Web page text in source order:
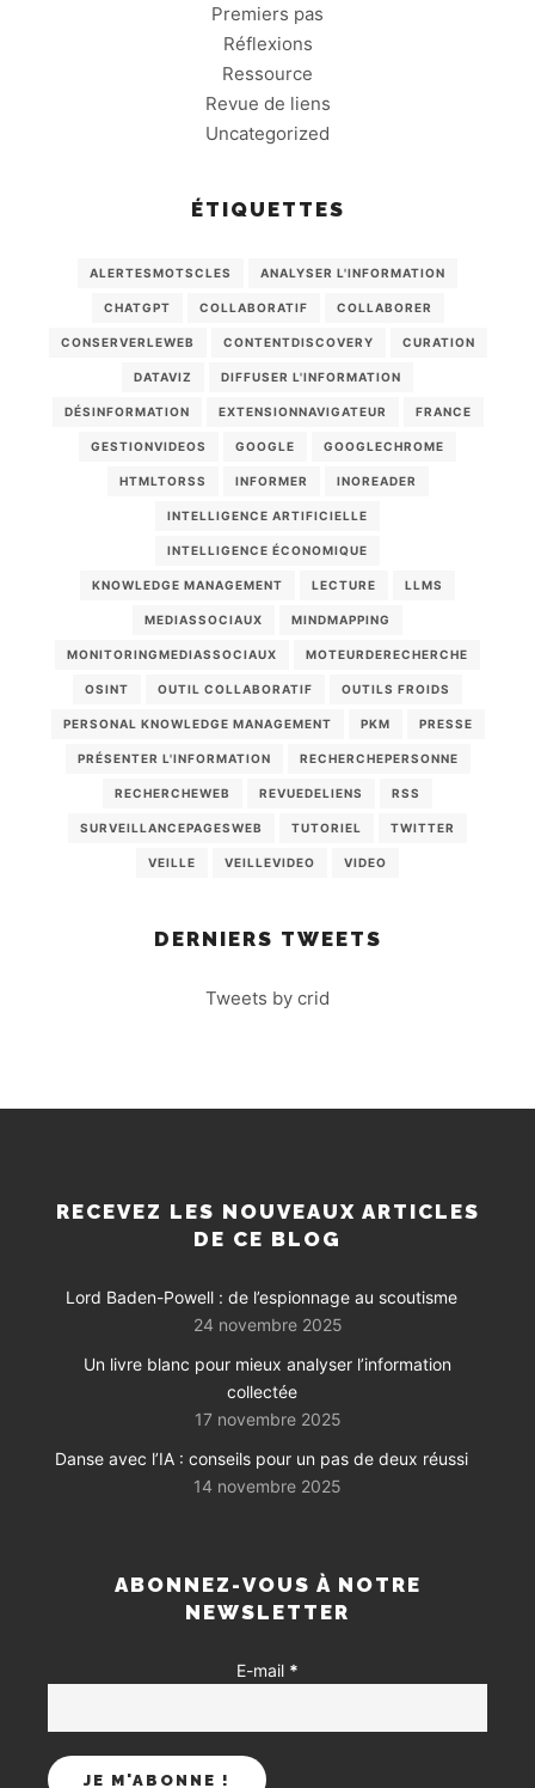
Premiers pas
Réflexions
Ressource
Revue de liens
Uncategorized
ÉTIQUETTES
ALERTESMOTSCLES ANALYSER L'INFORMATION
CHATGPT COLLABORATIF COLLABORER
CONSERVERLEWEB CONTENTDISCOVERY CURATION
DATAVIZ DIFFUSER L'INFORMATION
DÉSINFORMATION EXTENSIONNAVIGATEUR FRANCE
GESTIONVIDEOS GOOGLE GOOGLECHROME
HTMLTORSS INFORMER INOREADER
INTELLIGENCE ARTIFICIELLE
INTELLIGENCE ÉCONOMIQUE
KNOWLEDGE MANAGEMENT LECTURE LLMS
MEDIASSOCIAUX MINDMAPPING
MONITORINGMEDIASSOCIAUX MOTEURDERECHERCHE
OSINT OUTIL COLLABORATIF OUTILS FROIDS
PERSONAL KNOWLEDGE MANAGEMENT PKM PRESSE
PRÉSENTER L'INFORMATION RECHERCHEPERSONNE
RECHERCHEWEB REVUEDELIENS RSS
SURVEILLANCEPAGESWEB TUTORIEL TWITTER
VEILLE VEILLEVIDEO VIDEO
DERNIERS TWEETS
Tweets by crid
RECEVEZ LES NOUVEAUX ARTICLES
DE CE BLOG
Lord Baden-Powell : de l’espionnage au scoutisme
24 novembre 2025
Un livre blanc pour mieux analyser l’information
collectée
17 novembre 2025
Danse avec l’IA : conseils pour un pas de deux réussi
14 novembre 2025
ABONNEZ-VOUS À NOTRE
NEWSLETTER
E-mail *